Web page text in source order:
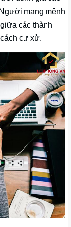
mang mệnh
các thành
cư xử.